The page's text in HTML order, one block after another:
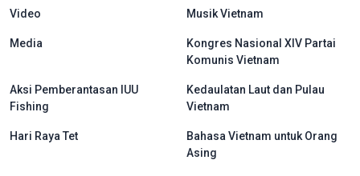
Video Musik Vietnam
Media
Kongres Nasional XIV Partai
Komunis Vietnam
Aksi Pemberantasan IUU
Fishing
Kedaulatan Laut dan Pulau
Vietnam
Hari Raya Tet
Bahasa Vietnam untuk Orang
Asing